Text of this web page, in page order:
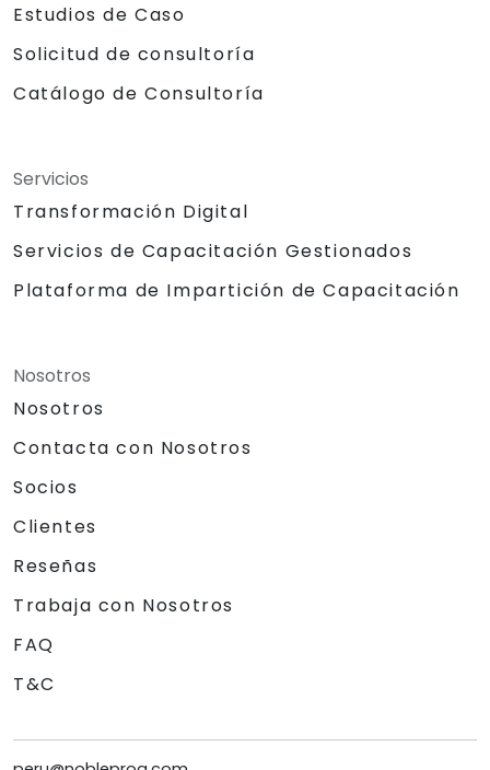
Estudios de Caso
Solicitud de consultoría
Catálogo de Consultoría
Servicios
Transformación Digital
Servicios de Capacitación Gestionados
Plataforma de Impartición de Capacitación
Nosotros
Nosotros
Contacta con Nosotros
Socios
Clientes
Reseñas
Trabaja con Nosotros
FAQ
T&C